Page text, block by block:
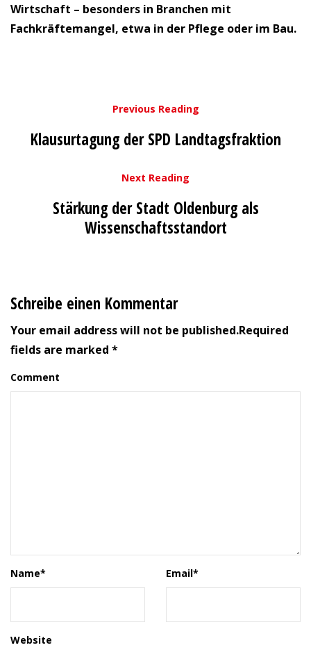
Wirtschaft – besonders in Branchen mit
Fachkräftemangel, etwa in der Pflege oder im Bau.
Previous Reading
Klausurtagung der SPD Landtagsfraktion
Next Reading
Stärkung der Stadt Oldenburg als
Wissenschaftsstandort
Schreibe einen Kommentar
Your email address will not be published.Required
fields are marked *
Comment
Name* Email*
Website